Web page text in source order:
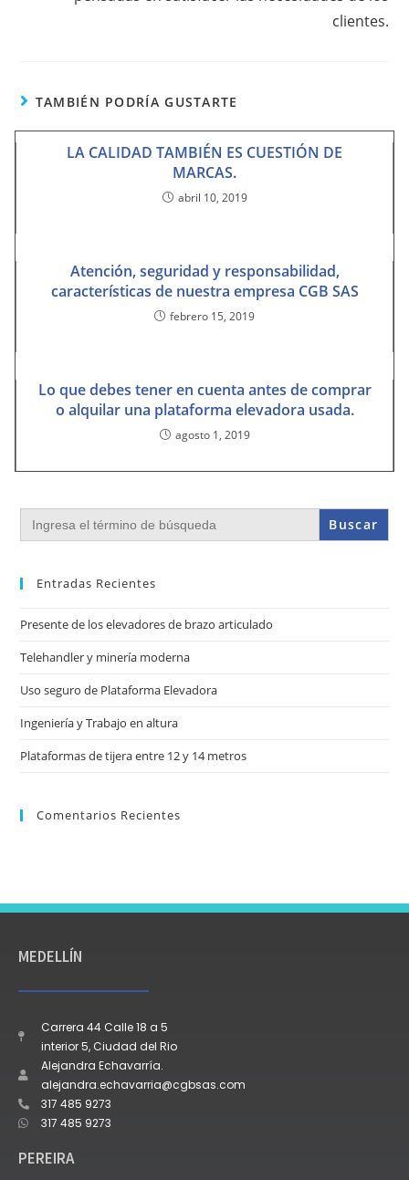
clientes.
TAMBIÉN PODRÍA GUSTARTE
LA CALIDAD TAMBIÉN ES CUESTIÓN DE
MARCAS.
abril 10, 2019
Atención, seguridad y responsabilidad,
características de nuestra empresa CGB SAS
febrero 15, 2019
Lo que debes tener en cuenta antes de comprar
o alquilar una plataforma elevadora usada.
agosto 1, 2019
Buscar:
Entradas Recientes
Presente de los elevadores de brazo articulado
Telehandler y minería moderna
Uso seguro de Plataforma Elevadora
Ingeniería y Trabajo en altura
Plataformas de tijera entre 12 y 14 metros
Comentarios Recientes
MEDELLÍN
Carrera 44 Calle 18 a 5
interior 5, Ciudad del Rio
Alejandra Echavarría.
alejandra.echavarria@cgbsas.com
317 485 9273
317 485 9273
PEREIRA